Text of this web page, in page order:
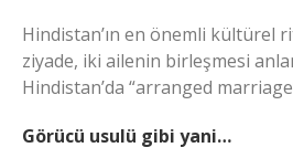
Hindistan’ın en önemli kültürel
ziyade, iki ailenin birleşmesi
Hindistan’da “arranged
Görücü usulü gibi yani…